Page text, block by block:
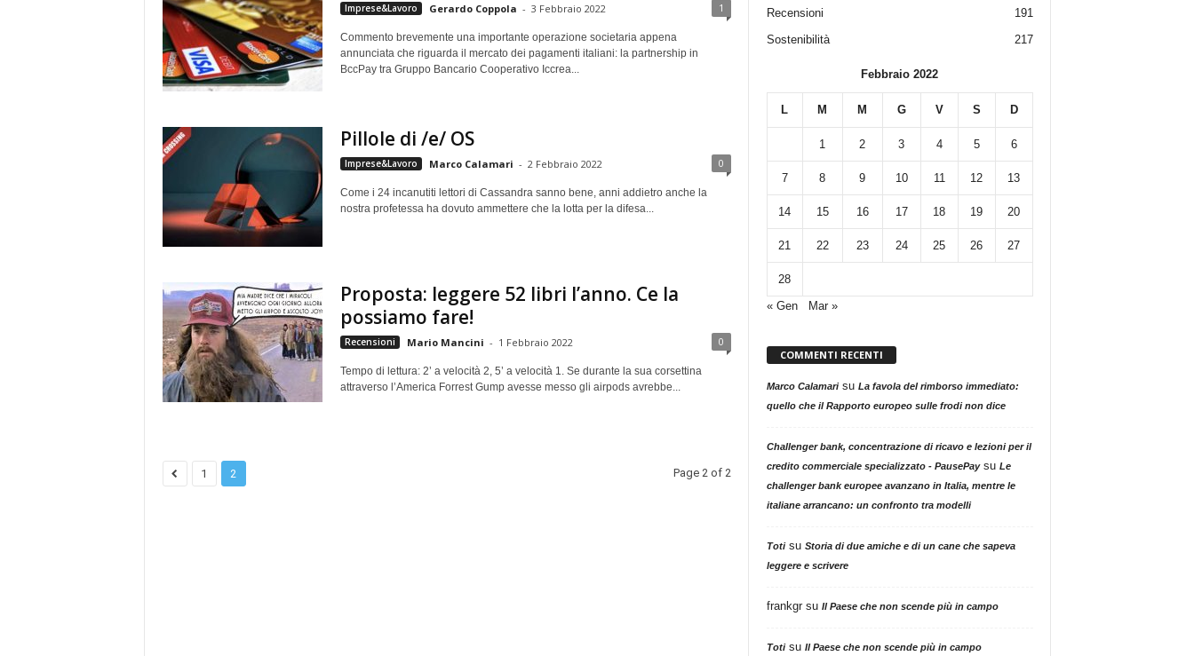
Imprese&Lavoro Gerardo Coppola - 3 Febbraio 2022 1
Commento brevemente una importante operazione societaria appena
annunciata che riguarda il mercato dei pagamenti italiani: la partnership in
BccPay tra Gruppo Bancario Cooperativo Iccrea...
Pillole di /e/ OS
Imprese&Lavoro Marco Calamari - 2 Febbraio 2022 0
Come i 24 incanutiti lettori di Cassandra sanno bene, anni addietro anche la
nostra profetessa ha dovuto ammettere che la lotta per la difesa...
Proposta: leggere 52 libri l’anno. Ce la
possiamo fare!
Recensioni Mario Mancini - 1 Febbraio 2022 0
Tempo di lettura: 2’ a velocità 2, 5’ a velocità 1. Se durante la sua corsettina
attraverso l’America Forrest Gump avesse messo gli airpods avrebbe...
1 2 Page 2 of 2
Recensioni
191
Sostenibilità
217
Febbraio 2022
L M M G V S D
1 2 3 4 5 6
7 8 9 10 11 12 13
14 15 16 17 18 19 20
21 22 23 24 25 26 27
28
« Gen
Mar »
COMMENTI RECENTI
Marco Calamarisu La favola del rimborso immediato:
quello che il Rapporto europeo sulle frodi non dice
Challenger bank, concentrazione di ricavo e lezioni per il
credito commerciale specializzato - PausePaysu Le
challenger bank europee avanzano in Italia, mentre le
italiane arrancano: un confronto tra modelli
Totisu Storia di due amiche e di un cane che sapeva
leggere e scrivere
frankgrsu Il Paese che non scende più in campo
Totisu Il Paese che non scende più in campo